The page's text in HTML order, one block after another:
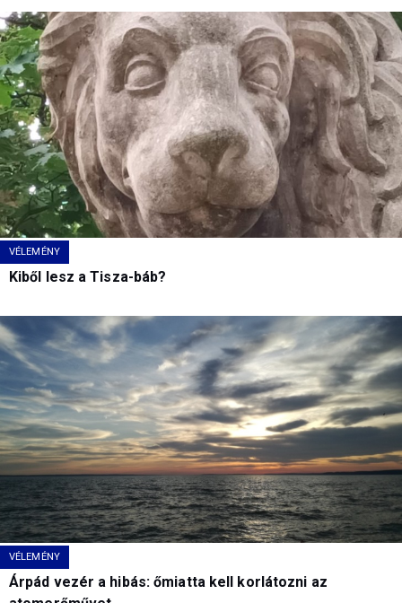
VÉLEMÉNY
Kiből lesz a Tisza-báb?
VÉLEMÉNY
Árpád vezér a hibás: őmiatta kell korlátozni az